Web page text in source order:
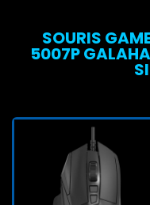
SOURIS
5007P